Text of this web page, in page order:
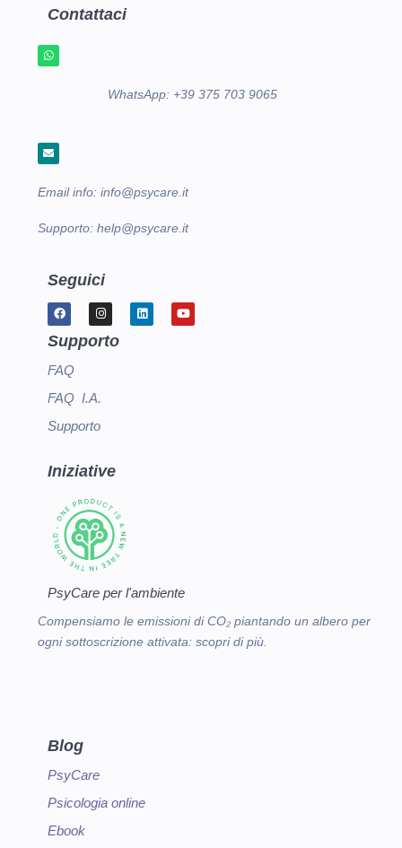
Contattaci
WhatsApp: +39 375 703 9065
Email info: info@psycare.it
Supporto: help@psycare.it
Seguici
Supporto
FAQ
FAQ I.A.
Supporto
Iniziative
PsyCare per l'ambiente
Compensiamo le emissioni di CO₂ piantando un albero per
ogni sottoscrizione attivata: scopri di più.
Blog
PsyCare
Psicologia online
Ebook